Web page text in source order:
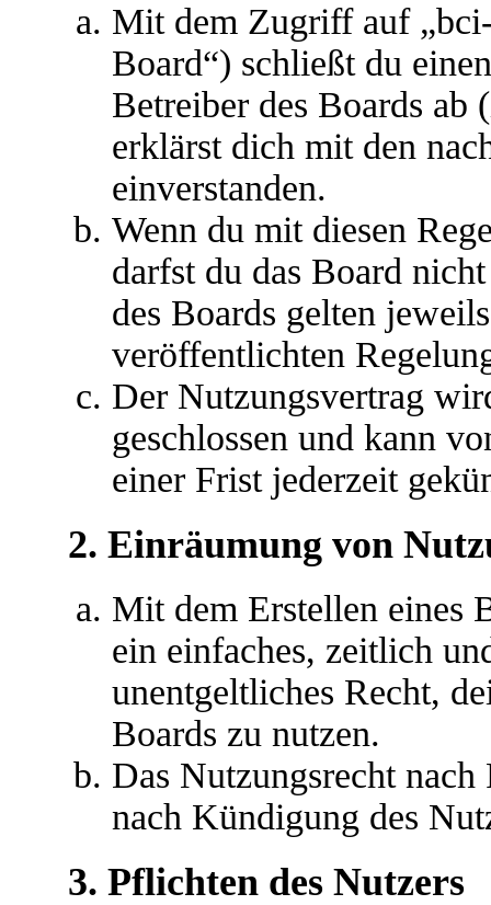
Mit dem Zugriff auf
Board“) schließt du
Betreiber des Boards ab
erklärst dich mit den
einverstanden.
Wenn du mit diesen
darfst du das Board
des Boards gelten
veröffentlichten
Der Nutzungsvertrag
geschlossen und kann
einer Frist jederzeit
2. Einräumung von
Mit dem Erstellen eines
ein einfaches, zeitlich
unentgeltliches Recht,
Boards zu nutzen.
Das Nutzungsrecht
nach Kündigung des
3. Pflichten des Nutzers